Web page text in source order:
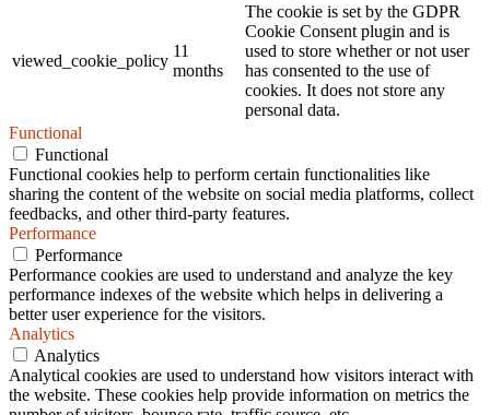
viewed_cookie_policy
11
months
The cookie is set by the GDPR
Cookie Consent plugin and is
used to store whether or not user
has consented to the use of
cookies. It does not store any
personal data.
Functional
Functional
Functional cookies help to perform certain functionalities like
sharing the content of the website on social media platforms, collect
feedbacks, and other third-party features.
Performance
Performance
Performance cookies are used to understand and analyze the key
performance indexes of the website which helps in delivering a
better user experience for the visitors.
Analytics
Analytics
Analytical cookies are used to understand how visitors interact with
the website. These cookies help provide information on metrics the